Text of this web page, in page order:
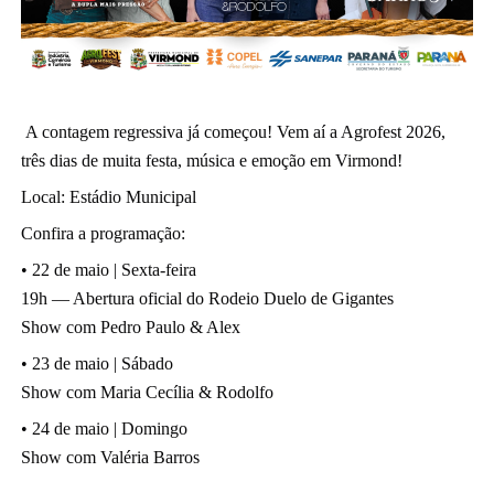
A contagem regressiva já começou! Vem aí a Agrofest 2026,
três dias de muita festa, música e emoção em Virmond!
Local: Estádio Municipal
Confira a programação:
• 22 de maio | Sexta-feira
19h — Abertura oficial do Rodeio Duelo de Gigantes
Show com Pedro Paulo & Alex
• 23 de maio | Sábado
Show com Maria Cecília & Rodolfo
• 24 de maio | Domingo
Show com Valéria Barros